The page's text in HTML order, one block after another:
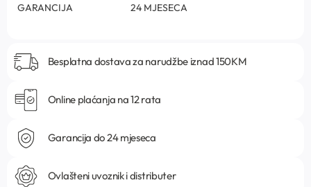
GARANCIJA
24 MJESECA
Besplatna dostava za narudžbe iznad 150KM
Online plaćanja na 12 rata
Garancija do 24 mjeseca
Ovlašteni uvoznik i distributer